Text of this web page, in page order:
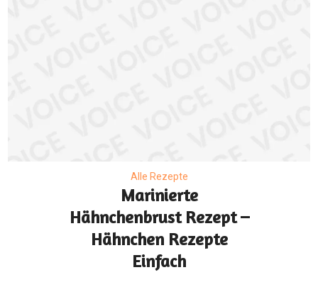
Alle Rezepte
Marinierte
Hähnchenbrust Rezept –
Hähnchen Rezepte
Einfach